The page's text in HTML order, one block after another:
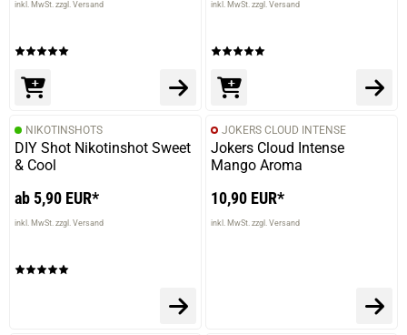
inkl. MwSt. zzgl. Versand inkl. MwSt. zzgl. Versand
NIKOTINSHOTS
DIY Shot Nikotinshot Sweet
& Cool
ab 5,90 EUR*
inkl. MwSt. zzgl. Versand
JOKERS CLOUD INTENSE
Jokers Cloud Intense
Mango Aroma
10,90 EUR*
inkl. MwSt. zzgl. Versand